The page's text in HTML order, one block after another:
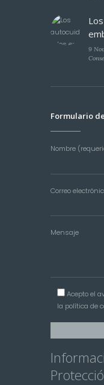
9
Formulario
Nombre
Correo
Mensaje
Acepto el
la política de